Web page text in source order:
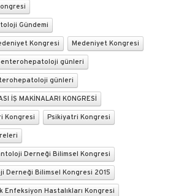
Gündemi
Kongresi Medeniyet Kongresi
günleri
günleri
İŞ MAKİNALARI KONGRESİ
Kongresi Psikiyatri Kongresi
Derneği Bilimsel Kongresi
Derneği Bilimsel Kongresi 2015
Enfeksiyon Hastalıkları Kongresi